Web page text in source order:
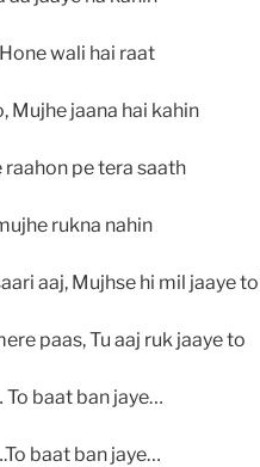
wali hai raat
Mujhe jaana hai kahin
raahon pe tera saath
rukna nahin
aaj, Mujhse hi mil jaaye
paas, Tu aaj ruk jaaye to
To baat ban jaye…
baat ban jaye…